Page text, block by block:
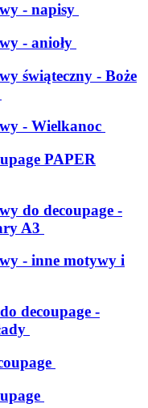
- napisy
- anioły
świąteczny - Boże
- Wielkanoc
PAPER
do decoupage -
A3
- inne motywy i
decoupage -